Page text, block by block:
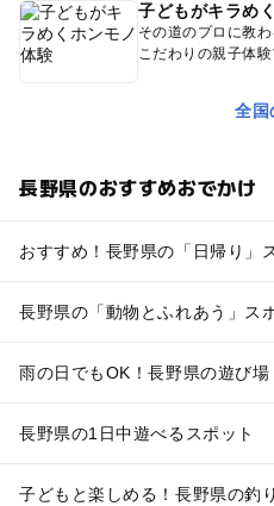
子どもがキラめ
その道のプロに教わ
こだわりの親子体験
全国
長野県のおすすめおでかけ
おすすめ！長野県の「日帰り」
長野県の「動物とふれあう」ス
雨の日でもOK！長野県の遊び場
長野県の1日中遊べるスポット
子どもと楽しめる！長野県の釣